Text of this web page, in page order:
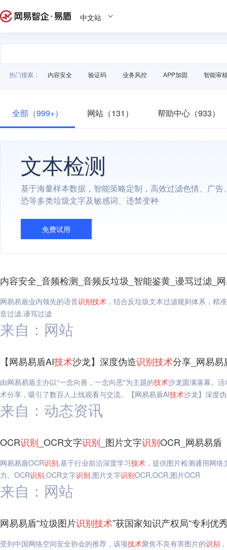
中文站
热门搜索： 内容安全 验证码 业务风控 APP加固 智能审
全部（999+） 网站（131） 帮助中心（933）
文本检测
基于海量样本数据，智能策略定制，高效过滤色情、广告
恐等多类垃圾文字及敏感词、违禁变种
免费试用
内容安全_音频检测_音频反垃圾_智能鉴黄_谩骂过滤_
网易易盾业内领先的语音识别技术 ，结合反垃圾文本过滤规则体系，精
音过滤,谩骂过滤
来自：网站
【网易易盾AI技术沙龙】深度伪造识别技术分享_网易易
由网易易盾主办以“一念向善，一念向恶"为主题的技术沙龙圆满落幕。
术分享，吸引了数百人上线观看与交流。【网易易盾AI技术沙龙】深度
来自：动态资讯
OCR识别 _OCR文字识别 _图片文字识别OCR_网易易盾
网易易盾OCR识别,基于行业前沿深度学习技术 ，提供图片检测通用网络
力。OCR识别,OCR文字识别,图片文字识别OCR,OCR,图片OCR
来自：网站
网易易盾“垃圾图片识别技术”获国家知识产权局“专利优
受到中国网络空间安全协会的推荐，该项技术聚焦不良有害图片的识别